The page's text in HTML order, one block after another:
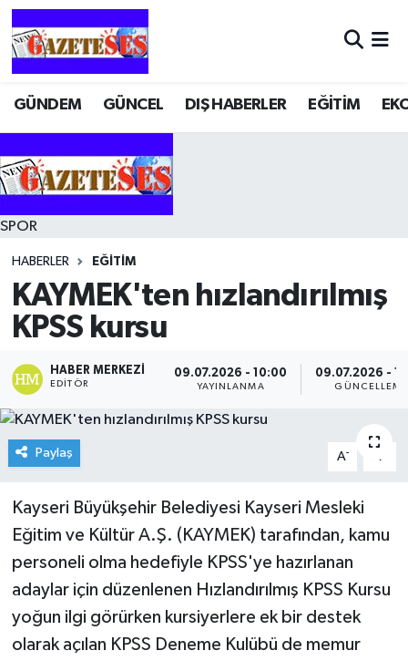
GÜNDEM GÜNCEL DIŞ HABERLER EĞİTİM
SPOR
HABERLER EĞİTİM
KAYMEK'ten hızlandırılmış
KPSS kursu
HABER MERKEZI
EDITÖR
09.07.2026 - 10:00
YAYINLANMA
09.07.2026 -
GÜNCELLEME
Paylaş A- A
Kayseri Büyükşehir Belediyesi Kayseri Mesleki
Eğitim ve Kültür A.Ş. (KAYMEK) tarafından, kamu
personeli olma hedefiyle KPSS'ye hazırlanan
adaylar için düzenlenen Hızlandırılmış KPSS Kursu
yoğun ilgi görürken kursiyerlere ek bir destek
olarak açılan KPSS Deneme Kulübü de memur